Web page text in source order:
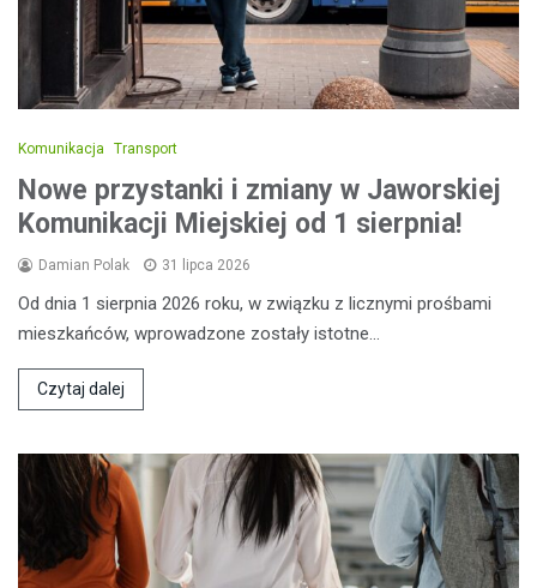
Komunikacja Transport
Nowe przystanki i zmiany w Jaworskiej
Komunikacji Miejskiej od 1 sierpnia!
Damian Polak 31 lipca 2026
Od dnia 1 sierpnia 2026 roku, w związku z licznymi prośbami
mieszkańców, wprowadzone zostały istotne…
Czytaj dalej